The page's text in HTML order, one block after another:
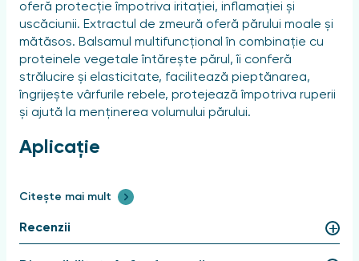
oferă protecție împotriva iritației, inflamației și
uscăciunii. Extractul de zmeură oferă părului moale și
mătăsos. Balsamul multifuncțional în combinație cu
proteinele vegetale întărește părul, îi conferă
strălucire și elasticitate, facilitează pieptănarea,
îngrijește vârfurile rebele, protejează împotriva ruperii
și ajută la menținerea volumului părului.
Aplicație
uniform pe toată lungimea, apoi clătiți bine cu apă
apă curată.
Citește mai mult
Recenzii